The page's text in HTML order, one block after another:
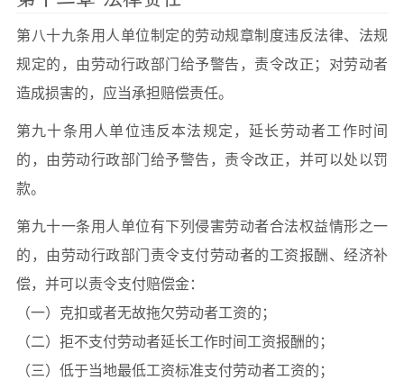
第八十九条用人单位制定的劳动规章制度违反法律、法规
规定的，由劳动行政部门给予警告，责令改正；对劳动者
造成损害的，应当承担赔偿责任。
第九十条用人单位违反本法规定，延长劳动者工作时间
的，由劳动行政部门给予警告，责令改正，并可以处以罚
款。
第九十一条用人单位有下列侵害劳动者合法权益情形之一
的，由劳动行政部门责令支付劳动者的工资报酬、经济补
偿，并可以责令支付赔偿金：
（一）克扣或者无故拖欠劳动者工资的；
（二）拒不支付劳动者延长工作时间工资报酬的；
（三）低于当地最低工资标准支付劳动者工资的；